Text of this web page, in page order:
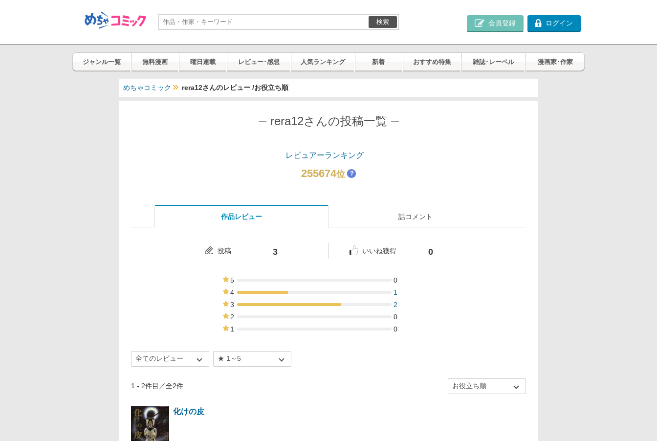
検索 会員登録 ログイン
ジャンル一覧 無料漫画 曜日連載 レビュー･感想 人気ランキング 新着 おすすめ特集 雑誌･レーベル 漫画家･作家
めちゃコミック rera12さんのレビュー /お役立ち順
rera12さんの投稿一覧
レビュアーランキング
255674位 ？
作品レビュー 話コメント
投稿 3 いいね獲得 0
5
0
4
1
3
2
2
0
1
0
1 - 2件目／全2件
化けの皮